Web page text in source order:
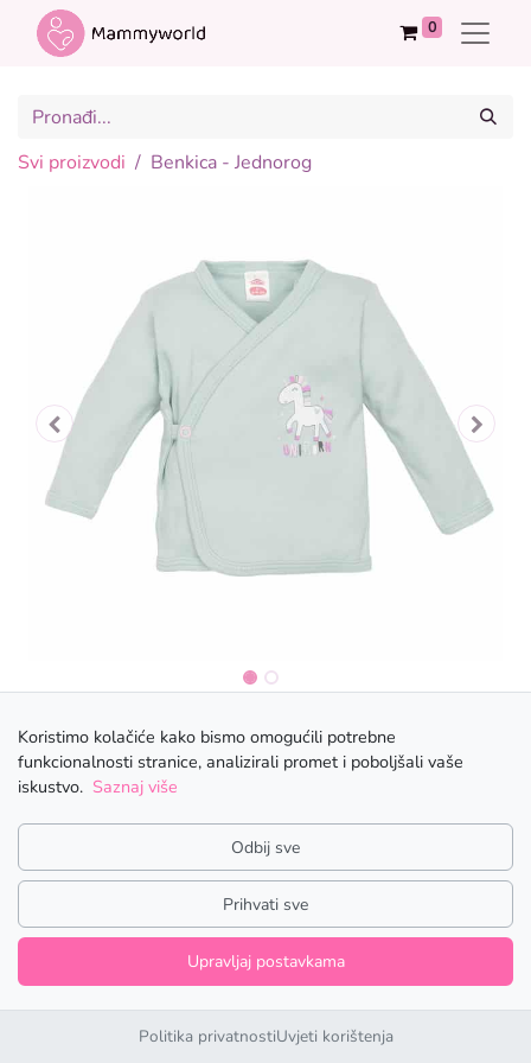
0
Svi proizvodi Benkica - Jednorog
Benkica - Jednorog
Benkica izrađena iz mekanog pamuka.
Jednostavno se oblači.
Sastav materijala: 100% pamuk
5,98€ s PDV-om
VELIČINA DJEČJE ROBICE
68
Koristimo kolačiće kako bismo omogućili potrebne
funkcionalnosti stranice, analizirali promet i poboljšali vaše
iskustvo. Saznaj više
Odbij sve
Prihvati sve
Upravljaj postavkama
Politika privatnostiUvjeti korištenja